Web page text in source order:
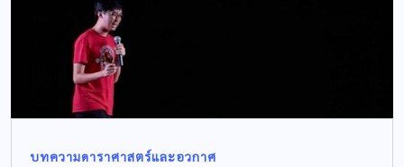
บทความดาราศาสตร์และอวกาศ